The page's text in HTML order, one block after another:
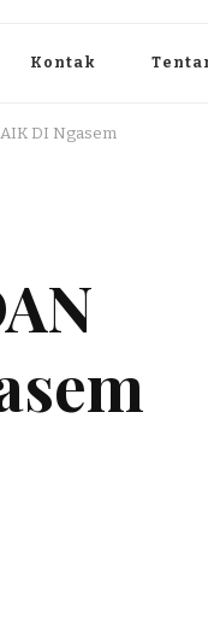
Kontak
DI Ngasem